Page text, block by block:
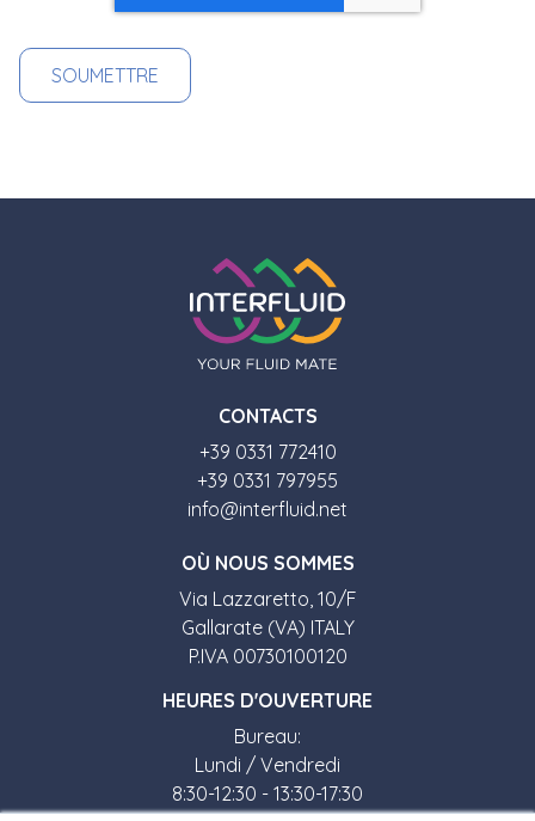
CONTACTS
+39 0331 772410
+39 0331 797955
info@interfluid.net
OÙ NOUS SOMMES
Via Lazzaretto, 10/F
Gallarate (VA) ITALY
P.IVA 00730100120
HEURES D'OUVERTURE
Bureau:
Lundi / Vendredi
8:30-12:30 - 13:30-17:30